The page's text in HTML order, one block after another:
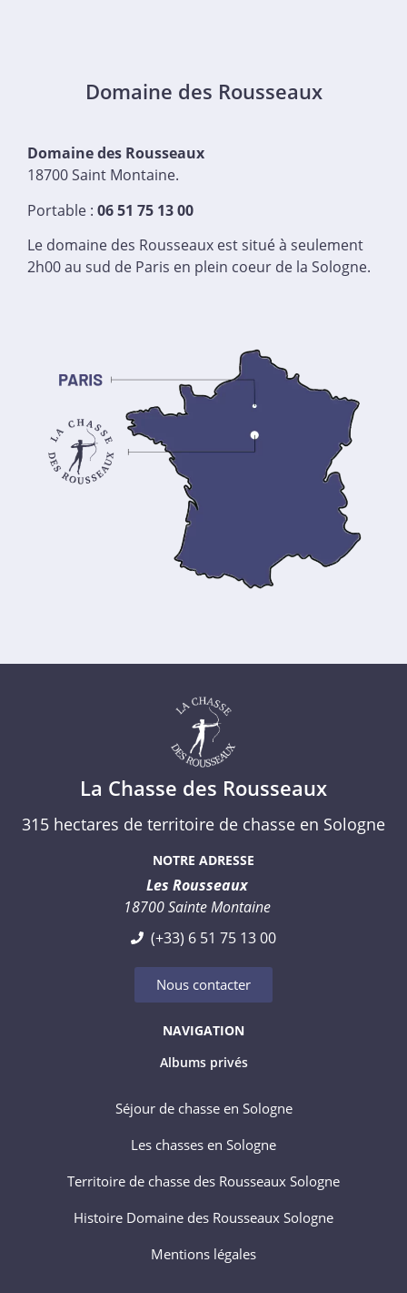
Domaine des Rousseaux
Domaine des Rousseaux
18700 Saint Montaine.
Portable : 06 51 75 13 00
Le domaine des Rousseaux est situé à seulement
2h00 au sud de Paris en plein coeur de la Sologne.
La Chasse des Rousseaux
315 hectares de territoire de chasse en Sologne
NOTRE ADRESSE
Les Rousseaux
18700 Sainte Montaine
(+33) 6 51 75 13 00
Nous contacter
NAVIGATION
Albums privés
Séjour de chasse en Sologne
Les chasses en Sologne
Territoire de chasse des Rousseaux Sologne
Histoire Domaine des Rousseaux Sologne
Mentions légales